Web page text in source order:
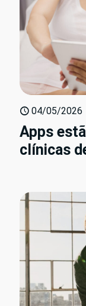
04/05/2026
Apps
clínicas